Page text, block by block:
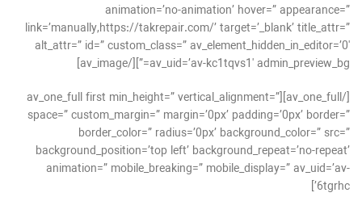
animation=’no-animation’ hover=” appearance=”
link=’manually,https://takrepair.com/’ target=’_blank’ title_attr=”
alt_attr=” id=” custom_class=” av_element_hidden_in_editor=’0′
av_uid=’av-kc1tqvs1′ admin_preview_bg=”][/av_image]
[/av_one_full][av_one_full first min_height=” vertical_alignment=”
space=” custom_margin=” margin=’0px’ padding=’0px’ border=”
border_color=” radius=’0px’ background_color=” src=”
background_position=’top left’ background_repeat=’no-repeat’
animation=” mobile_breaking=” mobile_display=” av_uid=’av-
6tgrhc’]